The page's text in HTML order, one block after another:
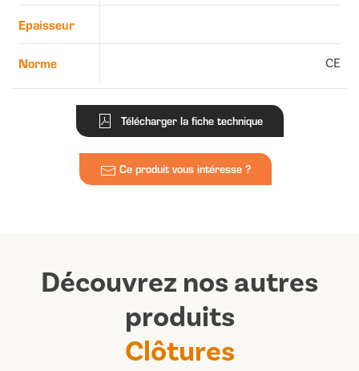
Epaisseur
Norme CE
Télécharger la fiche technique
Ce produit vous intéresse ?
Découvrez nos autres
produits
Clôtures